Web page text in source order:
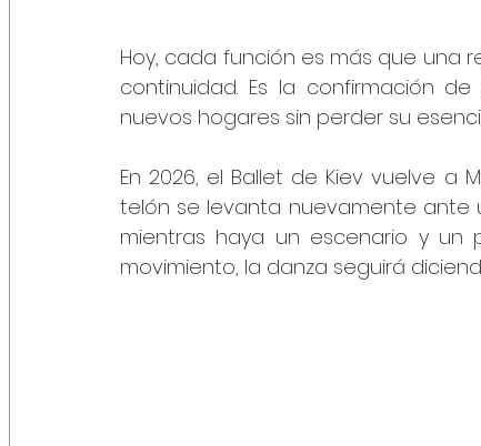
Hoy, cada función es más que una
continuidad. Es la confirmación
nuevos hogares sin perder su
En 2026, el Ballet de Kiev vuelve a
telón se levanta nuevamente ante
mientras haya un escenario y un
movimiento, la danza seguirá